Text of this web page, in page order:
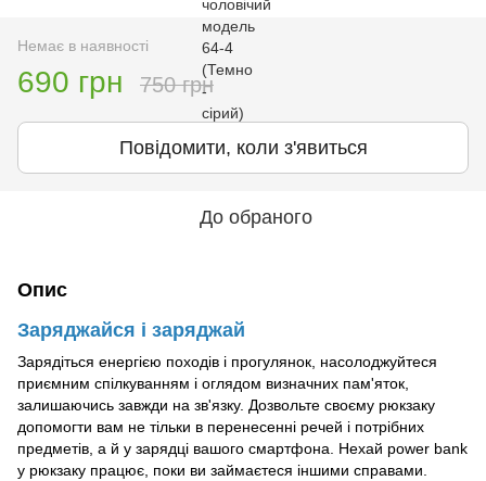
Немає в наявності
690 грн 750 грн
Повідомити, коли з'явиться
До обраного
Опис
Заряджайся і заряджай
Зарядіться енергією походів і прогулянок, насолоджуйтеся
приємним спілкуванням і оглядом визначних пам'яток,
залишаючись завжди на зв'язку. Дозвольте своєму рюкзаку
допомогти вам не тільки в перенесенні речей і потрібних
предметів, а й у зарядці вашого смартфона. Нехай power bank
у рюкзаку працює, поки ви займаєтеся іншими справами.